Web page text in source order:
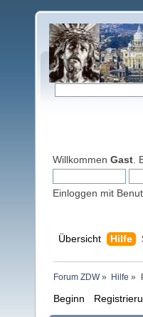
Willkommen Gast .
Einloggen mit
Übersicht Hilfe
Forum ZDW» Hilfe »
Beginn